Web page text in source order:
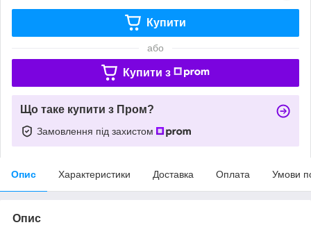
Купити
або
Купити з
Що таке купити з Пром?
Замовлення під захистом
Опис Характеристики Доставка Оплата Умови
Опис